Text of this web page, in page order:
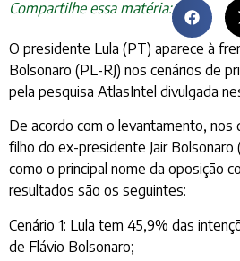
Compartilhe essa matéria:
O presidente Lula (PT) aparece à
Bolsonaro (PL-RJ) nos cenários de
pela pesquisa AtlasIntel divulgada
De acordo com o levantamento, nos
filho do ex-presidente Jair
como o principal nome da oposição
resultados são os seguintes:
Cenário 1: Lula tem 45,9% das
de Flávio Bolsonaro;